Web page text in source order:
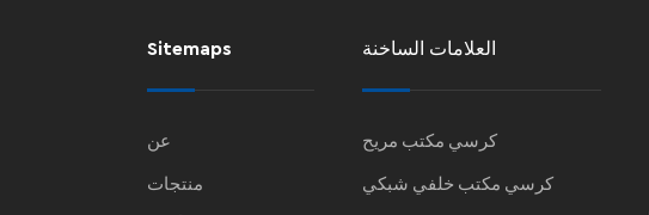
Sitemaps
عن
منتجات
العلامات الساخنة
كرسي مكتب مريح
كرسي مكتب خلفي شبكي